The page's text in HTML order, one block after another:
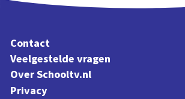
Contact
Veelgestelde vragen
Over Schooltv.nl
Privacy